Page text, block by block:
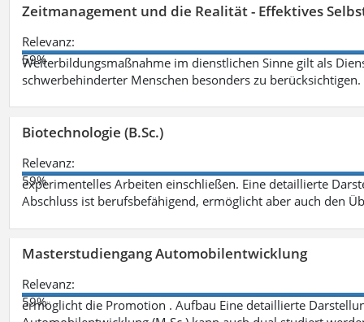
Zeitmanagement und die Realität - Effektives
Relevanz:
59%
Weiterbildungsmaßnahme im dienstlichen Sinne gilt als
schwerbehinderter Menschen besonders zu berücksichtigen.
Biotechnologie (B.Sc.)
Relevanz:
59%
experimentelles Arbeiten einschließen. Eine detaillierte
Abschluss ist berufsbefähigend, ermöglicht aber auch den
Masterstudiengang Automobilentwicklung
Relevanz:
59%
ermöglicht die Promotion . Aufbau Eine detaillierte